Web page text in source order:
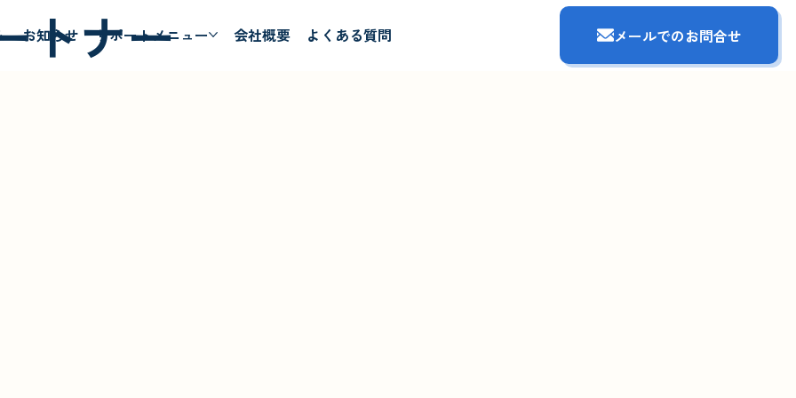
お知らせ サポートメニュー 会社概要 よくある質問 メールでのお問合せ
トナー